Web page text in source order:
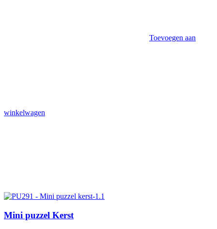
Toevoegen aan
winkelwagen
Mini puzzel Kerst